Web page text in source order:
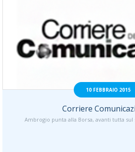
10 FEBBRAIO 2015
Corriere
Ambrogio punta alla Borsa, avanti tutta